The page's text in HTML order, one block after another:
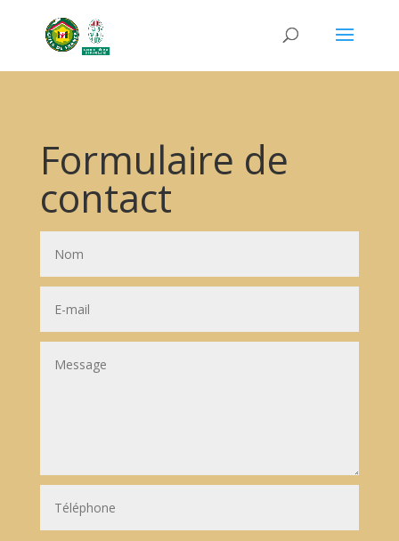
Formulaire de
contact